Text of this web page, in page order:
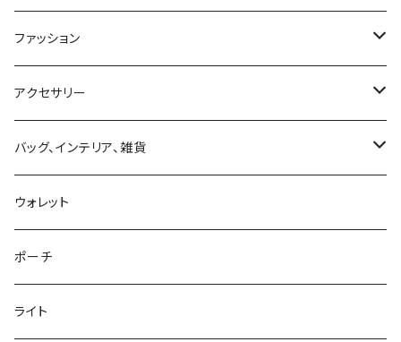
ファッション
スカート
パンツ
ワンピース
サロペット
ハーフパンツ
アクセサリー
ピアス
ネックレス
ブレスレット
アンクレット
バッグ、インテリア、雑貨
バッグ
がま口
がま口
キーホルダー
ウォレット
ポーチ
ライト